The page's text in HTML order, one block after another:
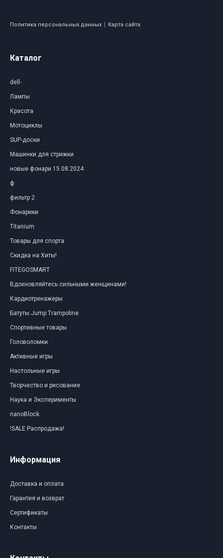
Политика персональных данных Карта сайта
Каталог
dell-
Лампы
Красота
Мотоциклы
SUP-доски
Машинки для стрижки
новые фонари 15.08.2024
ф
фильтр 2
Фонарики
Titanium
Товары для спорта
Скидка на Хиты!
FITEGOSMART
Вдохновляйтесь сильными женщинами!
Кардиотренажеры
Батуты Jump Trampoline
Спортивные товары
Головоломки
Активные игры
Настольные игры
Творчество и рисование
Наука и Эксперименты
nanoBlock
!SALE Распродажа!
Информация
Доставка и оплата
Гарантия и возврат
Сертификаты
Контакты